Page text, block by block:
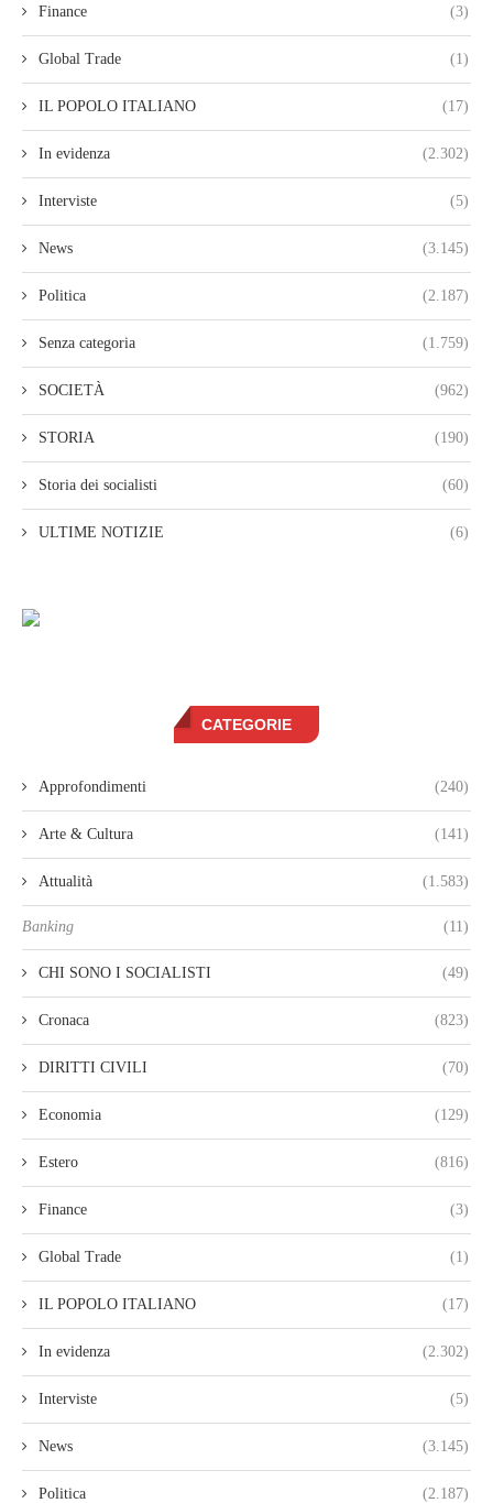
Finance (3)
Global Trade (1)
IL POPOLO ITALIANO (17)
In evidenza (2.302)
Interviste (5)
News (3.145)
Politica (2.187)
Senza categoria (1.759)
SOCIETÀ (962)
STORIA (190)
Storia dei socialisti (60)
ULTIME NOTIZIE (6)
CATEGORIE
Approfondimenti (240)
Arte & Cultura (141)
Attualità (1.583)
Banking (11)
CHI SONO I SOCIALISTI (49)
Cronaca (823)
DIRITTI CIVILI (70)
Economia (129)
Estero (816)
Finance (3)
Global Trade (1)
IL POPOLO ITALIANO (17)
In evidenza (2.302)
Interviste (5)
News (3.145)
Politica (2.187)